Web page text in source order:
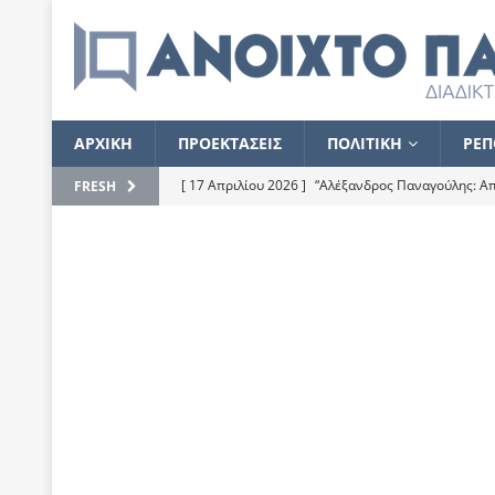
ΑΡΧΙΚΗ ΠΡΟΕΚΤΑΣΕΙΣ ΠΟΛΙΤΙΚΗ
FRESH [ 17 Απριλίου 2026 ] “Αλέξανδρος Παναγούλης: